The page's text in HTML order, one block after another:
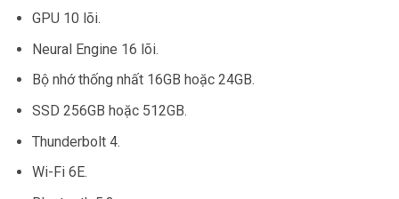
GPU 10 lõi.
Neural Engine 16 lõi.
Bộ nhớ thống nhất 16GB hoặc 24GB.
SSD 256GB hoặc 512GB.
Thunderbolt 4.
Wi-Fi 6E.